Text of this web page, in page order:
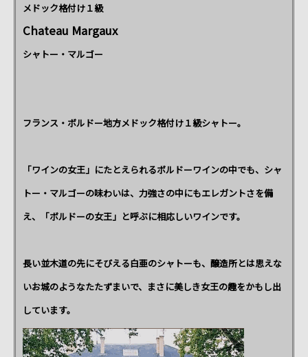
メドック格付け１級
Chateau Margaux
シャトー・マルゴー
フランス・ボルドー地方メドック格付け１級シャトー。
「ワインの女王」にたとえられるボルドーワインの中でも、シャ
トー・マルゴーの味わいは、力強さの中にもエレガントさを備
え、「ボルドーの女王」と呼ぶに相応しいワインです。
長い並木道の先にそびえる白亜のシャトーも、醸造所とは思えな
いお城のようなたたずまいで、まさに美しき女王の趣をかもし出
しています。